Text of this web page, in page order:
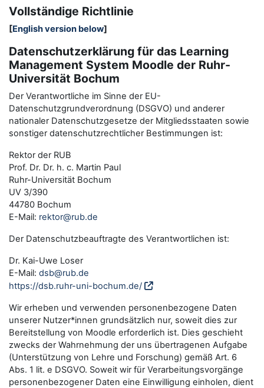
Vollständige Richtlinie
[English version below]
Datenschutzerklärung für das Learning
Management System Moodle der Ruhr-
Universität Bochum
Der Verantwortliche im Sinne der EU-
Datenschutzgrundverordnung (DSGVO) und anderer
nationaler Datenschutzgesetze der Mitgliedsstaaten sowie
sonstiger datenschutzrechtlicher Bestimmungen ist:
Rektor der RUB
Prof. Dr. Dr. h. c. Martin Paul
Ruhr-Universität Bochum
UV 3/390
44780 Bochum
E-Mail: rektor@rub.de
Der Datenschutzbeauftragte des Verantwortlichen ist:
Dr. Kai-Uwe Loser
E-Mail: dsb@rub.de
https://dsb.ruhr-uni-bochum.de/
Wir erheben und verwenden personenbezogene Daten
unserer Nutzer*innen grundsätzlich nur, soweit dies zur
Bereitstellung von Moodle erforderlich ist. Dies geschieht
zwecks der Wahrnehmung der uns übertragenen Aufgabe
(Unterstützung von Lehre und Forschung) gemäß Art. 6
Abs. 1 lit. e DSGVO. Soweit wir für Verarbeitungsvorgänge
personenbezogener Daten eine Einwilligung einholen, dient